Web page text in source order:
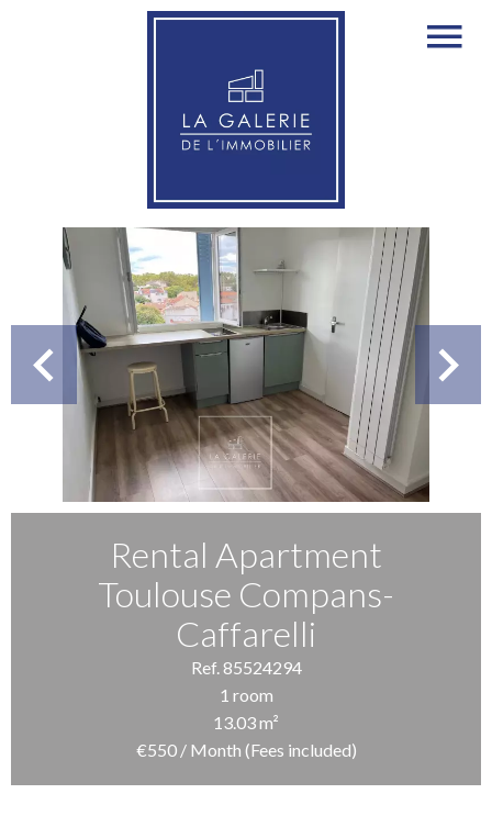
Rental Apartment
Toulouse Compans-
Caffarelli
Ref. 85524294
1 room
13.03 m²
€550 / Month (Fees included)